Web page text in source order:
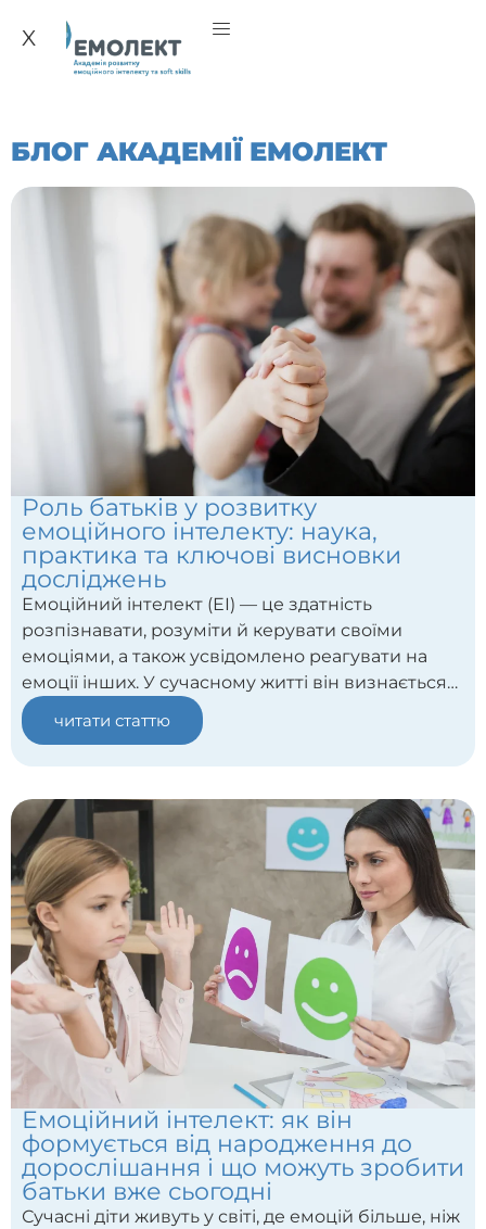
X
БЛОГ АКАДЕМІЇ ЕМОЛЕКТ
Роль батьків у розвитку
емоційного інтелекту: наука,
практика та ключові висновки
досліджень
Емоційний інтелект (ЕІ) — це здатність
розпізнавати, розуміти й керувати своїми
емоціями, а також усвідомлено реагувати на
емоції інших. У сучасному житті він визнається
ключовою складовою щастя, соціальної
адаптації і успішності. Дослідження показують,
що в сімейному середовищі — особливо в
частина цих навичок. Наприклад, у підлітковому
віці показник ЕІ дитини пов’язаний з тим, як
батьки сприймають і реагують на емоції дитини.
читати статтю
Емоційний інтелект: як він
формується від народження до
дорослішання і що можуть зробити
батьки вже сьогодні
Сучасні діти живуть у світі, де емоцій більше, ніж